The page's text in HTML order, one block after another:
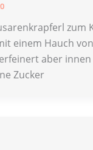
zum
einem Hauch von
aber
Zucker